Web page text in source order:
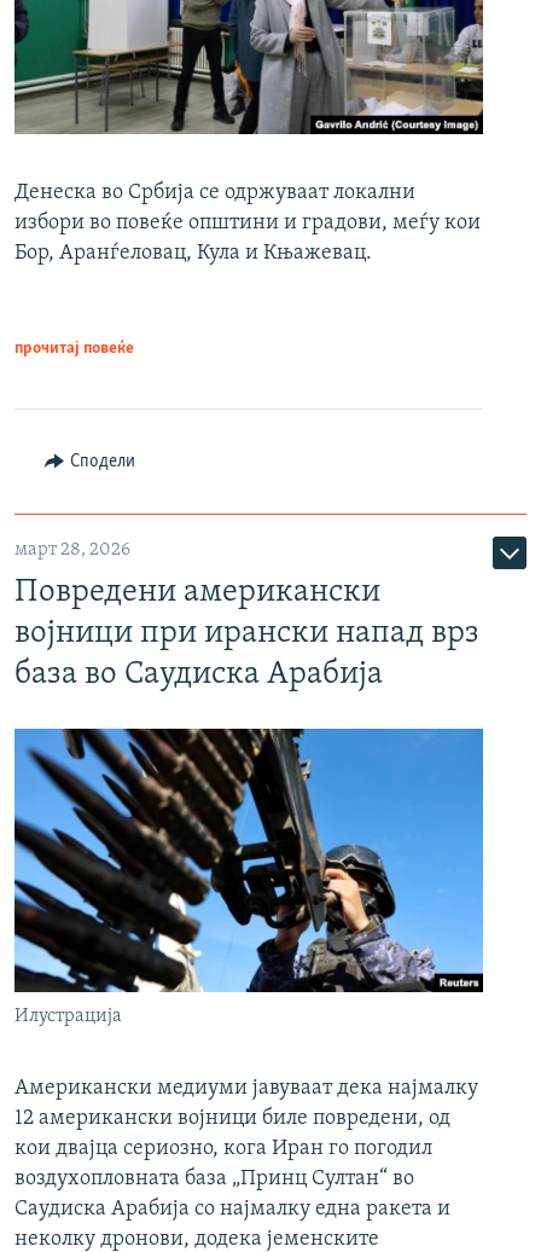
Денеска во Србија се одржуваат локални
избори во повеќе општини и градови, меѓу кои
Бор, Аранѓеловац, Кула и Књажевац.
прочитај повеќе
Сподели
март 28, 2026
Повредени американски
војници при ирански напад врз
база во Саудиска Арабија
Илустрација
Американски медиуми јавуваат дека најмалку
12 американски војници биле повредени, од
кои двајца сериозно, кога Иран го погодил
воздухопловната база „Принц Султан“ во
Саудиска Арабија со најмалку една ракета и
неколку дронови, додека јеменските